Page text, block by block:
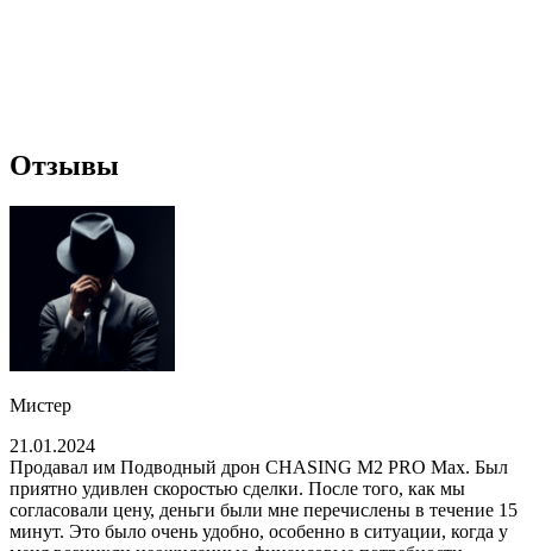
Отзывы
Мистер
21.01.2024
Продавал им Подводный дрон CHASING M2 PRO Max. Был
приятно удивлен скоростью сделки. После того, как мы
согласовали цену, деньги были мне перечислены в течение 15
минут. Это было очень удобно, особенно в ситуации, когда у